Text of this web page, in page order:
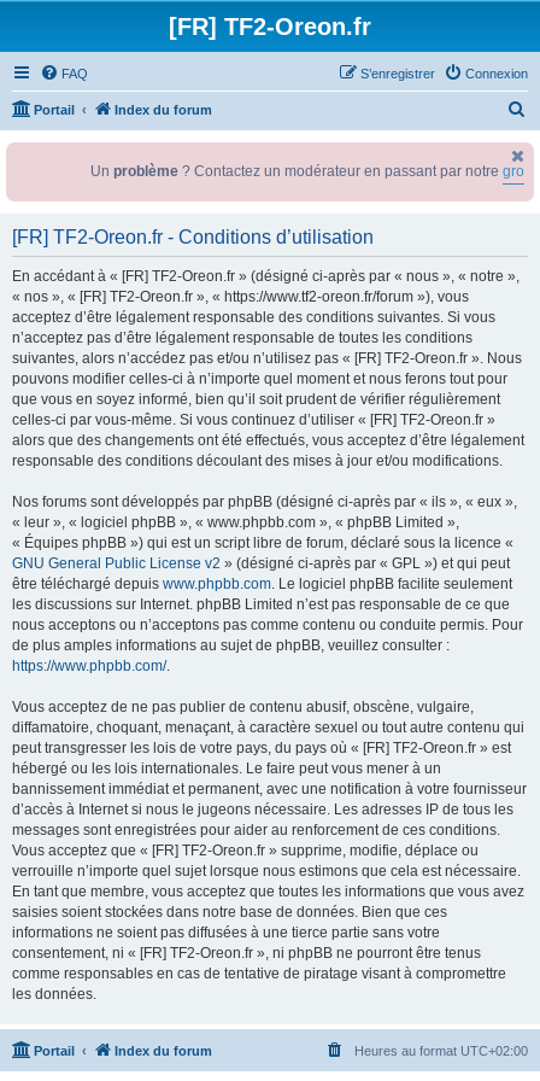
[FR] TF2-Oreon.fr
FAQ Connexion
S’enregistrer
Portail Index du forum
h
r
Un problème? Contactez un modérateur en passant par notre
[FR] TF2-Oreon.fr - Conditions d’utilisation
En accédant à « [FR] TF2-Oreon.fr » (désigné ci-après par « nous », « notre »,
« nos », « [FR] TF2-Oreon.fr », « https://www.tf2-oreon.fr/forum »), vous
acceptez d’être légalement responsable des conditions suivantes. Si vous
n’acceptez pas d’être légalement responsable de toutes les conditions
suivantes, alors n’accédez pas et/ou n’utilisez pas « [FR] TF2-Oreon.fr ». Nous
pouvons modifier celles-ci à n’importe quel moment et nous ferons tout pour
que vous en soyez informé, bien qu’il soit prudent de vérifier régulièrement
celles-ci par vous-même. Si vous continuez d’utiliser « [FR] TF2-Oreon.fr »
alors que des changements ont été effectués, vous acceptez d’être légalement
responsable des conditions découlant des mises à jour et/ou modifications.
Nos forums sont développés par phpBB (désigné ci-après par « ils », « eux »,
« leur », « logiciel phpBB », « www.phpbb.com », « phpBB Limited »,
« Équipes phpBB ») qui est un script libre de forum, déclaré sous la licence «
GNU General Public License v2 » (désigné ci-après par « GPL ») et qui peut
être téléchargé depuis www.phpbb.com. Le logiciel phpBB facilite seulement
les discussions sur Internet. phpBB Limited n’est pas responsable de ce que
nous acceptons ou n’acceptons pas comme contenu ou conduite permis. Pour
de plus amples informations au sujet de phpBB, veuillez consulter :
https://www.phpbb.com/.
Vous acceptez de ne pas publier de contenu abusif, obscène, vulgaire,
diffamatoire, choquant, menaçant, à caractère sexuel ou tout autre contenu qui
peut transgresser les lois de votre pays, du pays où « [FR] TF2-Oreon.fr » est
hébergé ou les lois internationales. Le faire peut vous mener à un
bannissement immédiat et permanent, avec une notification à votre fournisseur
d’accès à Internet si nous le jugeons nécessaire. Les adresses IP de tous les
messages sont enregistrées pour aider au renforcement de ces conditions.
Vous acceptez que « [FR] TF2-Oreon.fr » supprime, modifie, déplace ou
verrouille n’importe quel sujet lorsque nous estimons que cela est nécessaire.
En tant que membre, vous acceptez que toutes les informations que vous avez
saisies soient stockées dans notre base de données. Bien que ces
informations ne soient pas diffusées à une tierce partie sans votre
consentement, ni « [FR] TF2-Oreon.fr », ni phpBB ne pourront être tenus
comme responsables en cas de tentative de piratage visant à compromettre
les données.
Portail Index du forum Heures au format UTC+02:00